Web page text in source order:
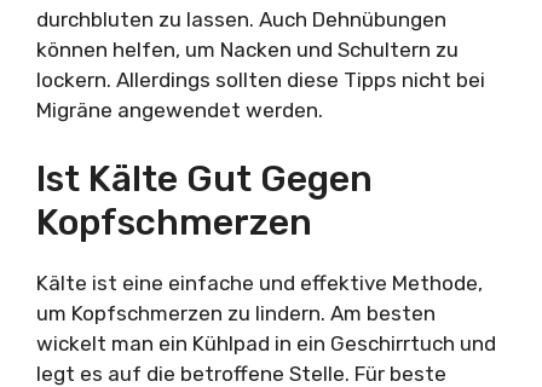
durchbluten zu lassen. Auch Dehnübungen
können helfen, um Nacken und Schultern zu
lockern. Allerdings sollten diese Tipps nicht bei
Migräne angewendet werden.
Ist Kälte Gut Gegen
Kopfschmerzen
Kälte ist eine einfache und effektive Methode,
um Kopfschmerzen zu lindern. Am besten
wickelt man ein Kühlpad in ein Geschirrtuch und
legt es auf die betroffene Stelle. Für beste